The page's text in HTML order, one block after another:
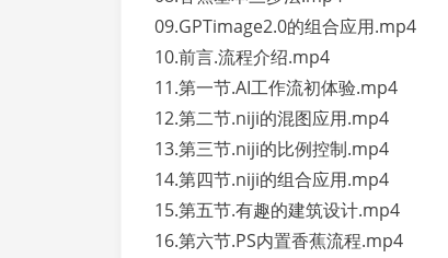
09.GPTimage2.0的组合应用.mp4
10.前言.流程介绍.mp4
11.第一节.AI工作流初体验.mp4
12.第二节.niji的混图应用.mp4
13.第三节.niji的比例控制.mp4
14.第四节.niji的组合应用.mp4
15.第五节.有趣的建筑设计.mp4
16.第六节.PS内置香蕉流程.mp4